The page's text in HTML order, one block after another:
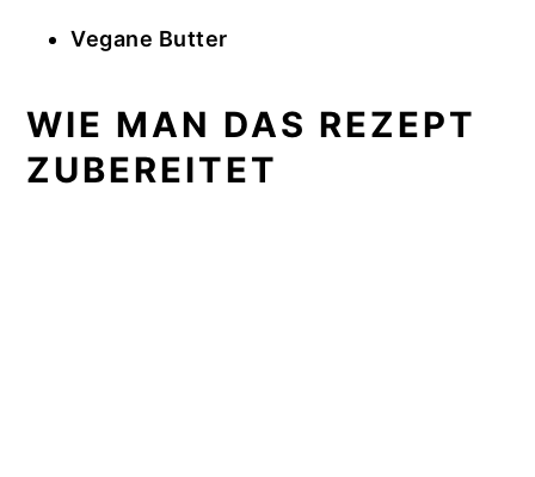
Vegane Butter
WIE MAN DAS REZEPT
ZUBEREITET